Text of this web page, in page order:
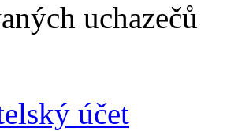
uchazečů
účet